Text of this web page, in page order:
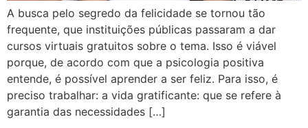
A busca pelo segredo da felicidade se tornou tão
frequente, que instituições públicas passaram a dar
cursos virtuais gratuitos sobre o tema. Isso é viável
porque, de acordo com que a psicologia positiva
entende, é possível aprender a ser feliz. Para isso, é
preciso trabalhar: a vida gratificante: que se refere à
garantia das necessidades […]